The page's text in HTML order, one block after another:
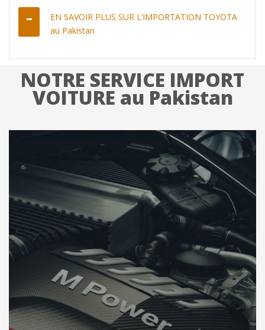
EN SAVOIR PLUS SUR L’IMPORTATION TOYOTA
au Pakistan
NOTRE SERVICE IMPORT
VOITURE au Pakistan